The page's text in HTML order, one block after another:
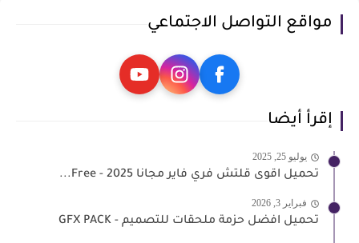
مواقع التواصل الاجتماعي
إقرأ أيضا
يوليو 25, 2025
تحميل اقوى قلتش فري فاير مجانا 2025 - Free...
فبراير 3, 2026
تحميل افضل حزمة ملحقات للتصميم - GFX PACK